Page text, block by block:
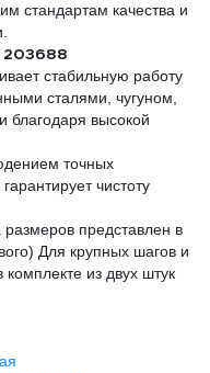
стандартам качества и
203688
стабильную работу
сталями, чугуном,
благодаря высокой
точных
чистоту
представлен в
Для крупных шагов и
из двух штук